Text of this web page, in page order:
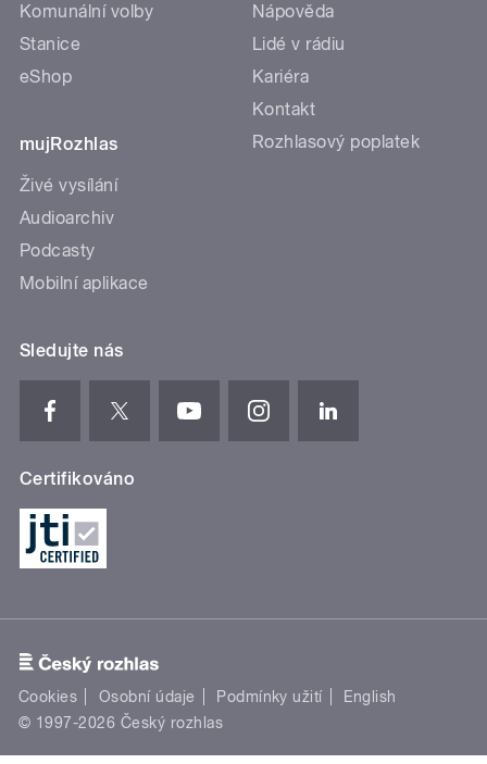
Komunální volby
Stanice
eShop
mujRozhlas
Živé vysílání
Audioarchiv
Podcasty
Mobilní aplikace
Nápověda
Lidé v rádiu
Kariéra
Kontakt
Rozhlasový poplatek
Sledujte nás
Certifikováno
Cookies Osobní údaje Podmínky užití
English
© 1997-2026 Český rozhlas